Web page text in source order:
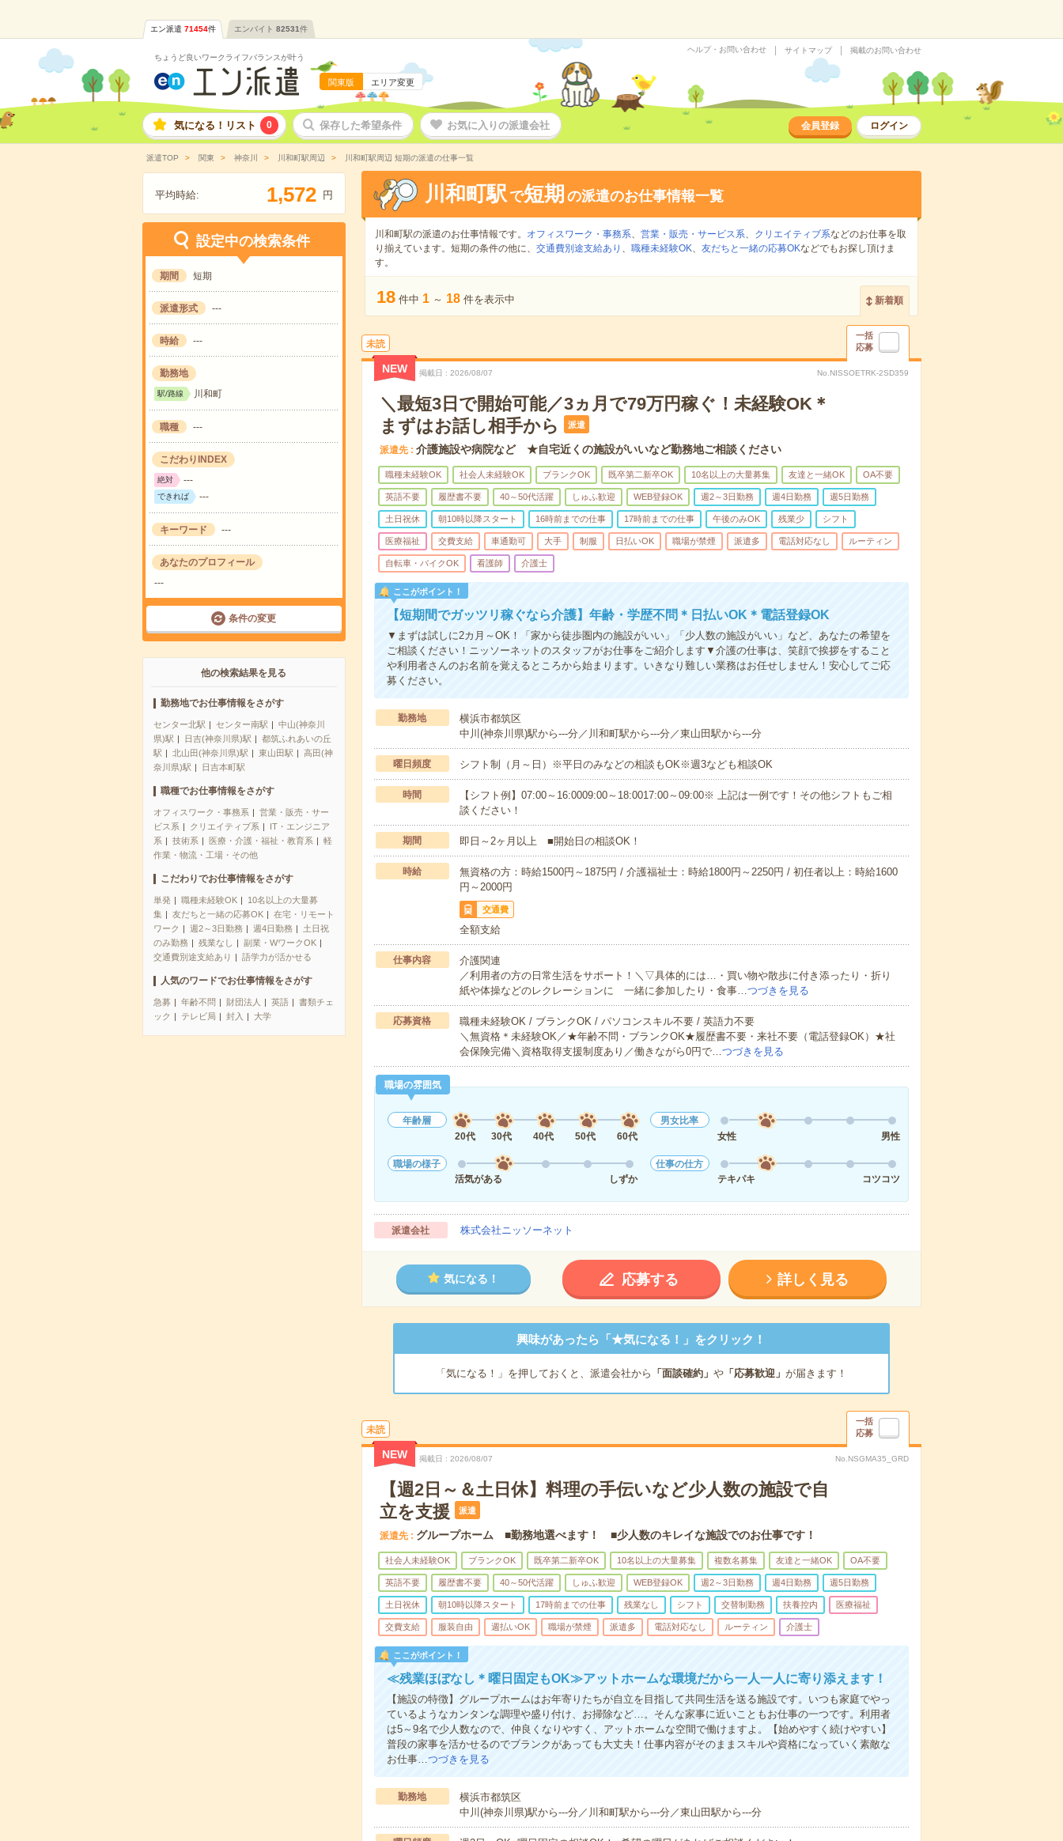
エン派遣 71454件 エンバイト 82531件
ちょうど良いワークライフバランスが叶う
関東版 エリア変更
ヘルプ・お問い合わせ サイトマップ 掲載のお問い合わせ
気になる！リスト 0 保存した希望条件 お気に入りの派遣会社 会員登録 ログイン
派遣TOP 関東 神奈川 川和町駅周辺 川和町駅周辺 短期の派遣の仕事一覧
平均時給: 1,572 円
設定中の検索条件
期間 短期
派遣形式 ---
時給 ---
勤務地
駅/路線 川和町
職種 ---
こだわりINDEX
絶対 ---
できれば ---
キーワード ---
あなたのプロフィール
---
条件の変更
他の検索結果を見る
勤務地でお仕事情報をさがす
センター北駅 センター南駅
中山(神奈川
県)駅
日吉(神奈川県)駅
都筑ふれあいの丘
駅
北山田(神奈川県)駅 東山田駅
高田(神
奈川県)駅
日吉本町駅
職種でお仕事情報をさがす
オフィスワーク・事務系
営業・販売・サー
ビス系
クリエイティブ系
IT・エンジニア
系
技術系 医療・介護・福祉・教育系
軽
作業・物流・工場・その他
こだわりでお仕事情報をさがす
単発 職種未経験OK
10名以上の大量募
集
友だちと一緒の応募OK
在宅・リモート
ワーク
週2～3日勤務 週4日勤務
土日祝
のみ勤務
残業なし
副業・WワークOK
交通費別途支給あり
語学力が活かせる
人気のワードでお仕事情報をさがす
急募 年齢不問 財団法人 英語
書類チェ
ック
テレビ局 封入 大学
川和町駅 で短期 の派遣のお仕事情報一覧
川和町駅の派遣のお仕事情報です。 オフィスワーク・事務系、 営業・販売・サービス系、 クリエイティブ系などのお仕事を取
り揃えています。短期の条件の他に、 交通費別途支給あり 、 職種未経験OK、 友だちと一緒の応募OKなどでもお探し頂けま
す。
18 件中 1 ～ 18 件を表示中 新着順
未読
一括
応募
NEW 掲載日 2026/08/07 No.NISSOETRK-2SD359
＼最短3日で開始可能／3ヵ月で79万円稼ぐ！未経験OK＊
まずはお話し相手から
派遣
派遣先 介護施設や病院など ★自宅近くの施設がいいなど勤務地ご相談ください
職種未経験OK 社会人未経験OK ブランクOK 既卒第二新卒OK 10名以上の大量募集 友達と一緒OK OA不要
英語不要 履歴書不要 40～50代活躍 しゅふ歓迎 WEB登録OK 週2～3日勤務 週4日勤務 週5日勤務
土日祝休 朝10時以降スタート 16時前までの仕事 17時前までの仕事 午後のみOK 残業少 シフト
医療福祉 交費支給 車通勤可 大手 制服 日払いOK 職場が禁煙 派遣多 電話対応なし ルーティン
自転車・バイクOK 看護師 介護士
ここがポイント！
【短期間でガッツリ稼ぐなら介護】年齢・学歴不問＊日払いOK＊電話登録OK
▼まずは試しに2カ月～OK！「家から徒歩圏内の施設がいい」「少人数の施設がいい」など、あなたの希望を
ご相談ください！ニッソーネットのスタッフがお仕事をご紹介します▼介護の仕事は、笑顔で挨拶をすること
や利用者さんのお名前を覚えるところから始まります。いきなり難しい業務はお任せしません！安心してご応
募ください。
勤務地
横浜市都筑区
中川(神奈川県)駅から---分／川和町駅から---分／東山田駅から---分
曜日頻度 シフト制（月～日）※平日のみなどの相談もOK※週3なども相談OK
時間
【シフト例】07:00～16:0009:00～18:0017:00～09:00※ 上記は一例です！その他シフトもご相
談ください！
期間 即日～2ヶ月以上 ■開始日の相談OK！
時給
無資格の方：時給1500円～1875円 / 介護福祉士：時給1800円～2250円 / 初任者以上：時給1600
円～2000円
交通費
全額支給
仕事内容
介護関連
／利用者の方の日常生活をサポート！＼▽具体的には…・買い物や散歩に付き添ったり・折り
紙や体操などのレクレーションに 一緒に参加したり・食事…つづきを見る
応募資格
職種未経験OK / ブランクOK / パソコンスキル不要 / 英語力不要
＼無資格＊未経験OK／★年齢不問・ブランクOK★履歴書不要・来社不要（電話登録OK）★社
会保険完備＼資格取得支援制度あり／働きながら0円で…つづきを見る
職場の雰囲気
年齢層
20代
30代 40代 50代 60代
男女比率
女性
男性
職場の様子
活気がある
しずか
仕事の仕方
テキパキ
コツコツ
派遣会社 株式会社ニッソーネット
気になる！ 応募する 詳しく見る
興味があったら「★気になる！」をクリック！
「気になる！」を押しておくと、派遣会社から 「面談確約」 や「応募歓迎」 が届きます！
未読
一括
応募
NEW 掲載日 2026/08/07 No.NSGMA35_GRD
【週2日～＆土日休】料理の手伝いなど少人数の施設で自
立を支援
派遣
派遣先 グループホーム ■勤務地選べます！ ■少人数のキレイな施設でのお仕事です！
社会人未経験OK ブランクOK 既卒第二新卒OK 10名以上の大量募集 複数名募集 友達と一緒OK OA不要
英語不要 履歴書不要 40～50代活躍 しゅふ歓迎 WEB登録OK 週2～3日勤務 週4日勤務 週5日勤務
土日祝休 朝10時以降スタート 17時前までの仕事 残業なし シフト 交替制勤務 扶養控内 医療福祉
交費支給 服装自由 週払いOK 職場が禁煙 派遣多 電話対応なし ルーティン 介護士
ここがポイント！
≪残業ほぼなし＊曜日固定もOK≫アットホームな環境だから一人一人に寄り添えます！
【施設の特徴】グループホームはお年寄りたちが自立を目指して共同生活を送る施設です。いつも家庭でやっ
ているようなカンタンな調理や盛り付け、お掃除など…。そんな家事に近いこともお仕事の一つです。利用者
は5～9名で少人数なので、仲良くなりやすく、アットホームな空間で働けますよ。【始めやすく続けやすい】
普段の家事を活かせるのでブランクがあっても大丈夫！仕事内容がそのままスキルや資格になっていく素敵な
お仕事…つづきを見る
勤務地
横浜市都筑区
中川(神奈川県)駅から---分／川和町駅から---分／東山田駅から---分